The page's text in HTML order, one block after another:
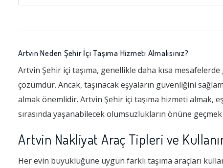
Artvin Neden Şehir İçi Taşıma Hizmeti Almalısınız?
Artvin Şehir içi taşıma, genellikle daha kısa
çözümdür. Ancak, taşınacak eşyaların güvenliğini
almak önemlidir. Artvin Şehir içi taşıma hizmeti almak,
sırasında yaşanabilecek olumsuzlukların önüne
Artvin Nakliyat Araç Tipleri ve
Her evin büyüklüğüne uygun farklı taşıma araçları